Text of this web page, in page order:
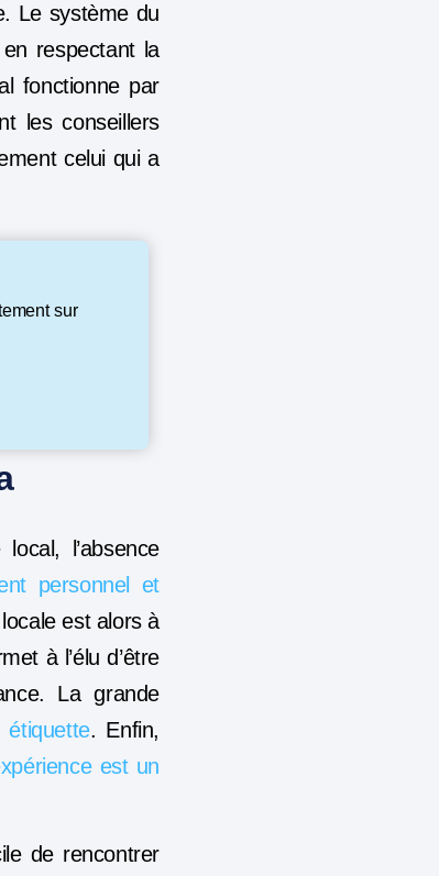
Le système du
respectant la
fonctionne par
les conseillers
celui qui a
sur
l’absence
personnel et
est alors à
à l’élu d’être
La grande
étiquette. Enfin,
est un
de rencontrer